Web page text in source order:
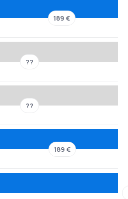
189 €
??
??
189 €